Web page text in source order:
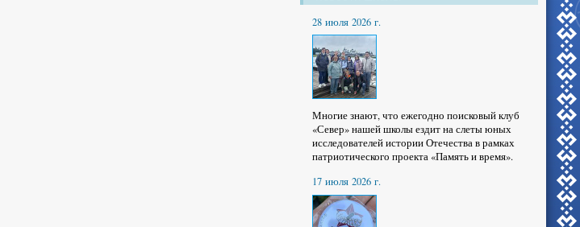
28 июля 2026 г.
Многие знают, что ежегодно поисковый клуб
«Север» нашей школы ездит на слеты юных
исследователей истории Отечества в рамках
патриотического проекта «Память и время».
17 июля 2026 г.